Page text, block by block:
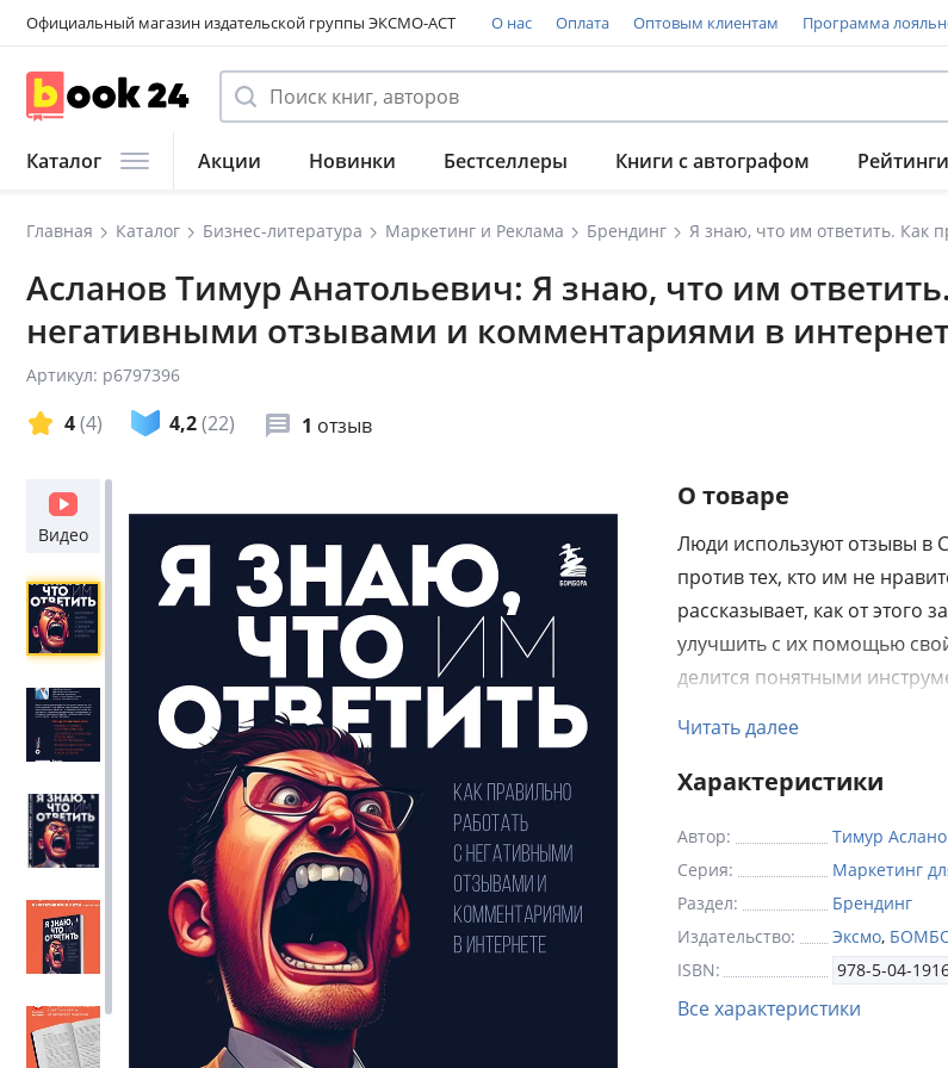
Официальный магазин издательской группы ЭКСМО-АСТ О нас Оплата Оптовым клиентам Программа
Каталог Акции Новинки Бестселлеры Книги с автографом Рейтинги
Главная Каталог Бизнес-литература Маркетинг и Реклама Брендинг
Асланов Тимур Анатольевич: Я знаю, что им
негативными отзывами и комментариями в
Артикул: p6797396
4(4) 4,2(22) 1 отзыв
Видео
О товаре
Люди используют отзывы в
против тех, кто им не
рассказывает, как от этого
улучшить с их помощью
делится понятными
практики — в общем, дает
с сетевым негативом.
Благодаря этой книге можно
● зачем вообще
комментарии;
● как определить, какая
эмоции, а какая — про
Читать далее
Характеристики
Автор:
Тимур
Серия:
Маркетинг
Раздел:
Брендинг
Издательство:
Эксмо,
ISBN:
978-5-04-
Все характеристики